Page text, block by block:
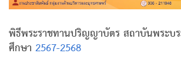
พิธีพระราชทานปริญญาบัตร สถาบันพระบ
ศึกษา 2567-2568